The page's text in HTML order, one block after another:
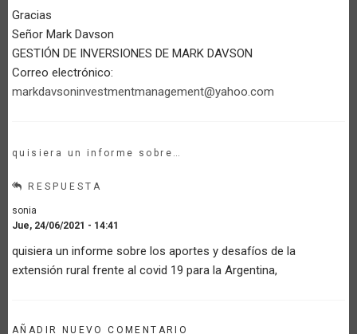
Gracias
Señor Mark Davson
GESTIÓN DE INVERSIONES DE MARK DAVSON
Correo electrónico:
markdavsoninvestmentmanagement@yahoo.com
quisiera un informe sobre…
RESPUESTA
sonia
Jue, 24/06/2021 - 14:41
quisiera un informe sobre los aportes y desafíos de la
extensión rural frente al covid 19 para la Argentina,
AÑADIR NUEVO COMENTARIO